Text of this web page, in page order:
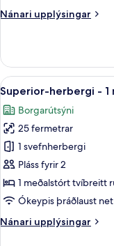
Nánari upplýsingar
Nánari
herbergi
borgarsýn
Skoða
allar
myndir
fyrir
Superior-
herbergi
-
1
meðalstórt
tvíbreitt
13
Superior-herbergi -
Borgarútsýni
25 fermetrar
1 svefnherbergi
Pláss fyrir 2
1 meðalstórt tvíbreitt
Ókeypis þráðlaust net
Nánari upplýsingar
Nánari